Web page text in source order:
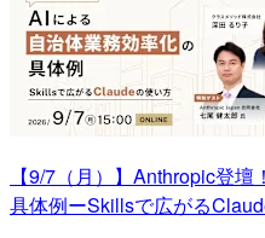
【9/7（月）】Anthropic登
具体例ーSkillsで広がる